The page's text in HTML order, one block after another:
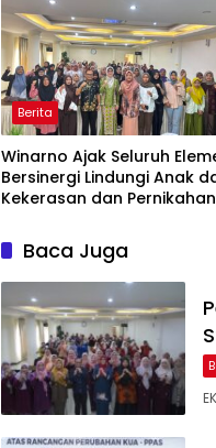
Berita
Winarno Ajak Seluruh
Bersinergi Lindungi Anak
Kekerasan dan Pernikahan
Baca Juga